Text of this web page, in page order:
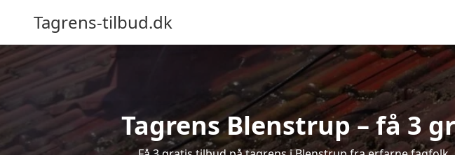
Tagrens-tilbud.dk
Tagrens Blenstrup – få 3